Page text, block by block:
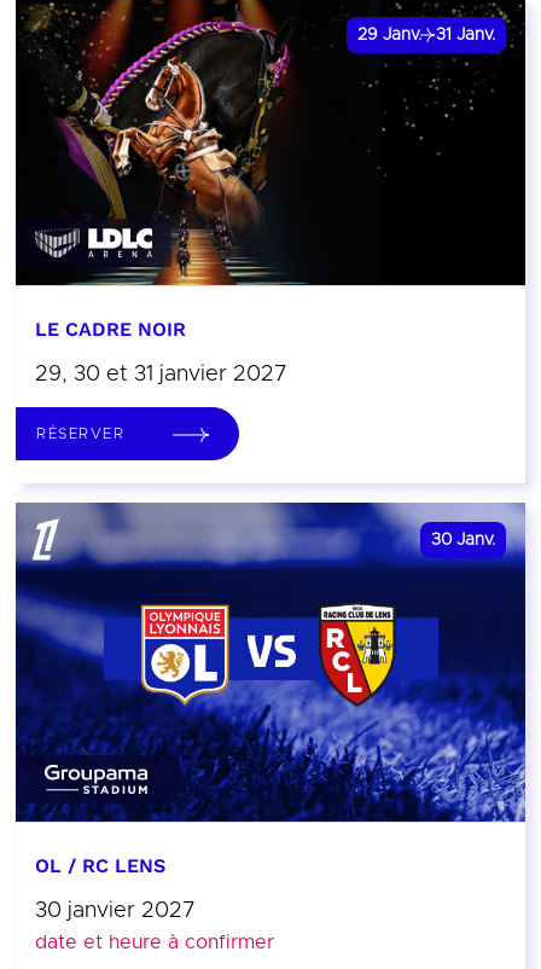
29 Janv. 31 Janv.
LE CADRE NOIR
29, 30 et 31 janvier 2027
RÉSERVER
30 Janv.
OL / RC LENS
30 janvier 2027
date et heure à confirmer